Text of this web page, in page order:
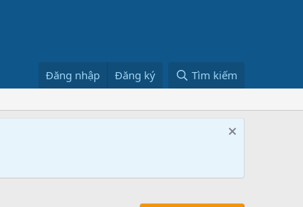
Đăng nhập Đăng ký Tìm kiếm